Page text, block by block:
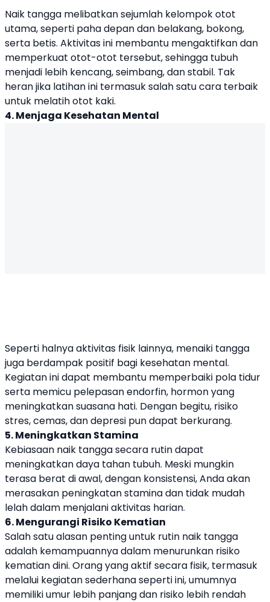
Naik tangga melibatkan sejumlah kelompok otot
utama, seperti paha depan dan belakang, bokong,
serta betis. Aktivitas ini membantu mengaktifkan dan
memperkuat otot-otot tersebut, sehingga tubuh
menjadi lebih kencang, seimbang, dan stabil. Tak
heran jika latihan ini termasuk salah satu cara terbaik
untuk melatih otot kaki.
4. Menjaga Kesehatan Mental
Seperti halnya aktivitas fisik lainnya, menaiki tangga
juga berdampak positif bagi kesehatan mental.
Kegiatan ini dapat membantu memperbaiki pola tidur
serta memicu pelepasan endorfin, hormon yang
meningkatkan suasana hati. Dengan begitu, risiko
stres, cemas, dan depresi pun dapat berkurang.
5. Meningkatkan Stamina
Kebiasaan naik tangga secara rutin dapat
meningkatkan daya tahan tubuh. Meski mungkin
terasa berat di awal, dengan konsistensi, Anda akan
merasakan peningkatan stamina dan tidak mudah
lelah dalam menjalani aktivitas harian.
6. Mengurangi Risiko Kematian
Salah satu alasan penting untuk rutin naik tangga
adalah kemampuannya dalam menurunkan risiko
kematian dini. Orang yang aktif secara fisik, termasuk
melalui kegiatan sederhana seperti ini, umumnya
memiliki umur lebih panjang dan risiko lebih rendah